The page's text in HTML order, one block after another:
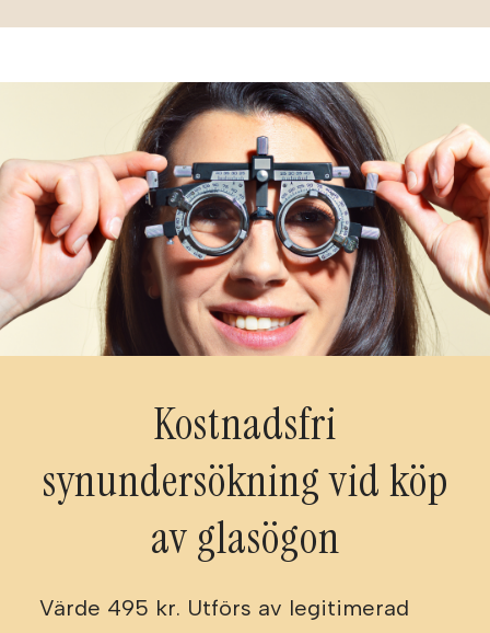
Kostnadsfri
synundersökning vid köp
av glasögon
Värde 495 kr. Utförs av legitimerad